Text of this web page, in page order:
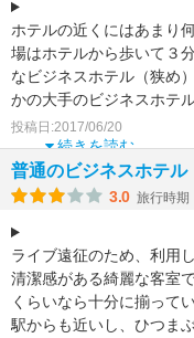
ホテルの近くにはあまり
場はホテルから歩いて３
なビジネスホテル（狭め
かの大手のビジネスホテ
劣るかもしれませ
続きを読む
投稿日:2017/06/20
普通のビジネスホテル
3.0 旅行時期
ライブ遠征のため、利用し
清潔感がある綺麗な客室
くらいなら十分に揃ってい
駅からも近いし、ひつま